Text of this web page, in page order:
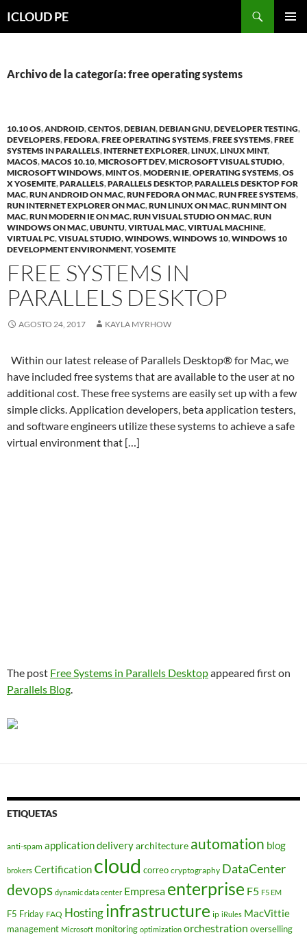
hacia
ICLOUD PE
Archivo de la categoría: free operating systems
10.10 OS,ANDROID,CENTOS,DEBIAN,DEBIAN GNU,DEVELOPER TESTING,
DEVELOPERS,FEDORA,FREE OPERATING SYSTEMS,FREE SYSTEMS,FREE
SYSTEMS IN PARALLELS, INTERNET EXPLORER,LINUX,LINUX MINT,
MACOS,MACOS 10.10,MICROSOFT DEV,MICROSOFT VISUAL STUDIO,
MICROSOFT WINDOWS,MINT OS,MODERN IE,OPERATING SYSTEMS,OS
X YOSEMITE,PARALLELS,PARALLELS DESKTOP,PARALLELS DESKTOP FOR
MAC,RUN ANDROID ON MAC,RUN FEDORA ON MAC,RUN FREE SYSTEMS,
RUN INTERNET EXPLORER ON MAC,RUN LINUX ON MAC,RUN MINT ON
MAC,RUN MODERN IE ON MAC,RUN VISUAL STUDIO ON MAC,RUN
WINDOWS ON MAC,UBUNTU,VIRTUAL MAC,VIRTUAL MACHINE,
VIRTUAL PC,VISUAL STUDIO,WINDOWS,WINDOWS 10,WINDOWS 10
DEVELOPMENT ENVIRONMENT,YOSEMITE
FREE SYSTEMS IN
PARALLELS DESKTOP
AGOSTO 24, 2017 KAYLA MYRHOW
Within our latest release of Parallels Desktop® for Mac, we
have included free systems that are available to the user at no
additional cost. These free systems are easily set up with a few
simple clicks. Application developers, beta application testers,
and software engineers utilize these systems to achieve a safe
virtual environment that […]
The post Free Systems in Parallels Desktopappeared first on
Parallels Blog.
ETIQUETAS
anti-spam application deliveryarchitecture automation blog
brokers Certification cloud correo cryptography DataCenter
devops dynamic data center Empresa enterprise F5 F5 EM
F5 Friday FAQ Hostinginfrastructure ip iRules MacVittie
management Microsoft monitoring optimization orchestration overselling